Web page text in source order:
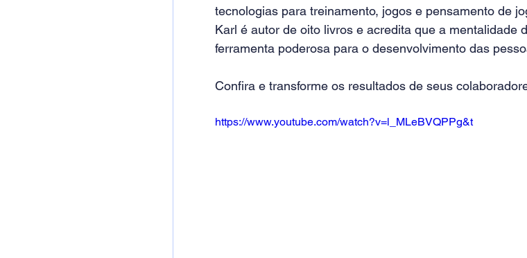
tecnologias para treinamento, jogos e pensamento de
Karl é autor de oito livros e acredita que a mentalidade
ferramenta poderosa para o desenvolvimento das
Confira e transforme os resultados de seus
https://www.youtube.com/watch?v=l_MLeBVQPPg&t